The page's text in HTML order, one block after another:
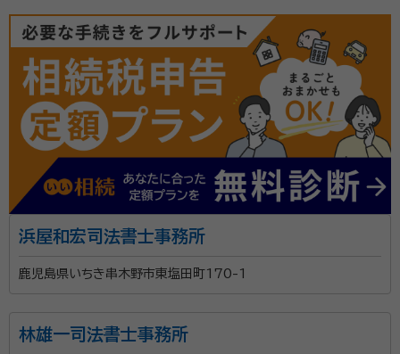
浜屋和宏司法書士事務所
鹿児島県いちき串木野市東塩田町170-1
林雄一司法書士事務所